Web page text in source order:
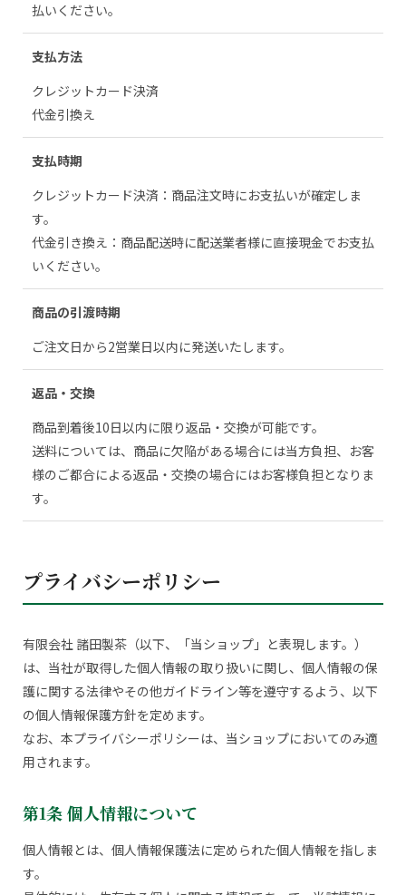
払いください。
支払方法
クレジットカード決済
代金引換え
支払時期
クレジットカード決済：商品注文時にお支払いが確定しま
す。
代金引き換え：商品配送時に配送業者様に直接現金でお支払
いください。
商品の引渡時期
ご注文日から2営業日以内に発送いたします。
返品・交換
商品到着後10日以内に限り返品・交換が可能です。
送料については、商品に欠陥がある場合には当方負担、お客
様のご都合による返品・交換の場合にはお客様負担となりま
す。
プライバシーポリシー
有限会社 諸田製茶（以下、「当ショップ」と表現します。）
は、当社が取得した個人情報の取り扱いに関し、個人情報の保
護に関する法律やその他ガイドライン等を遵守するよう、以下
の個人情報保護方針を定めます。
なお、本プライバシーポリシーは、当ショップにおいてのみ適
用されます。
第1条 個人情報について
個人情報とは、個人情報保護法に定められた個人情報を指しま
す。